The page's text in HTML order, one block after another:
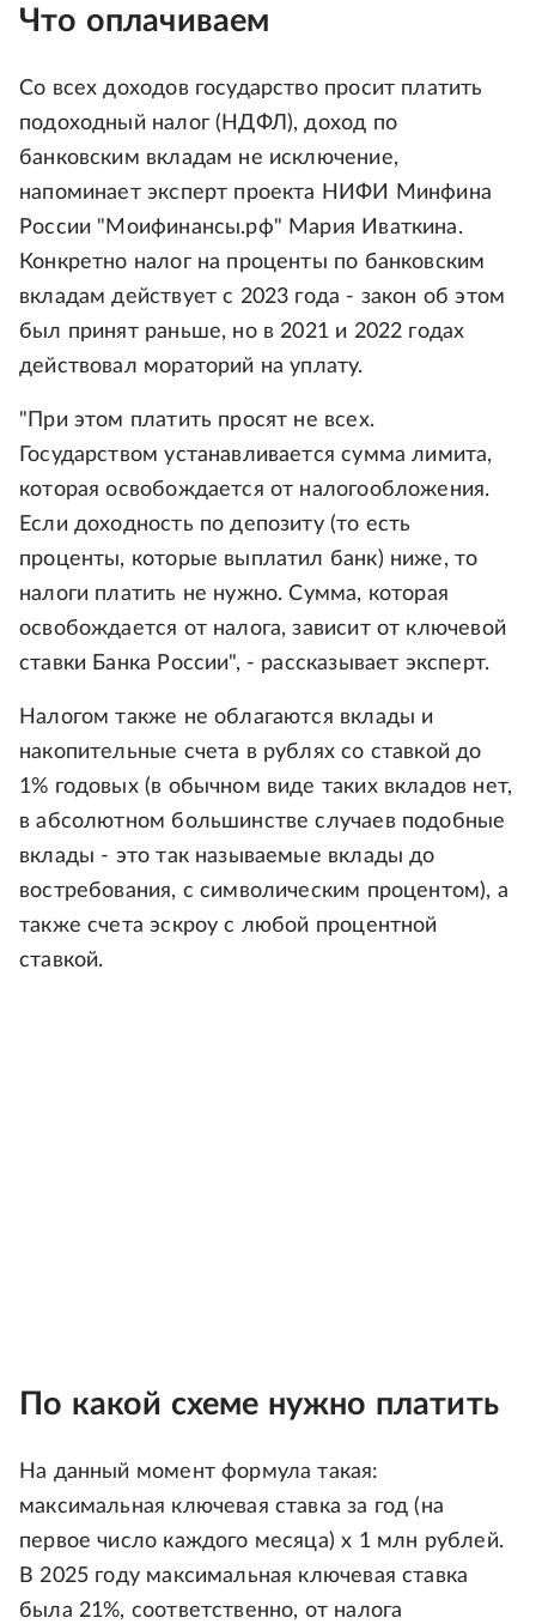
Что оплачиваем
Со всех доходов государство просит платить
подоходный налог (НДФЛ), доход по
банковским вкладам не исключение,
напоминает эксперт проекта НИФИ Минфина
России "Моифинансы.рф" Мария Иваткина.
Конкретно налог на проценты по банковским
вкладам действует с 2023 года - закон об этом
был принят раньше, но в 2021 и 2022 годах
действовал мораторий на уплату.
"При этом платить просят не всех.
Государством устанавливается сумма лимита,
которая освобождается от налогообложения.
Если доходность по депозиту (то есть
проценты, которые выплатил банк) ниже, то
налоги платить не нужно. Сумма, которая
освобождается от налога, зависит от ключевой
ставки Банка России", - рассказывает эксперт.
Налогом также не облагаются вклады и
накопительные счета в рублях со ставкой до
1% годовых (в обычном виде таких вкладов нет,
в абсолютном большинстве случаев подобные
вклады - это так называемые вклады до
востребования, с символическим процентом), а
также счета эскроу с любой процентной
ставкой.
По какой схеме нужно платить
На данный момент формула такая:
максимальная ключевая ставка за год (на
первое число каждого месяца) х 1 млн рублей.
В 2025 году максимальная ключевая ставка
была 21%, соответственно, от налога